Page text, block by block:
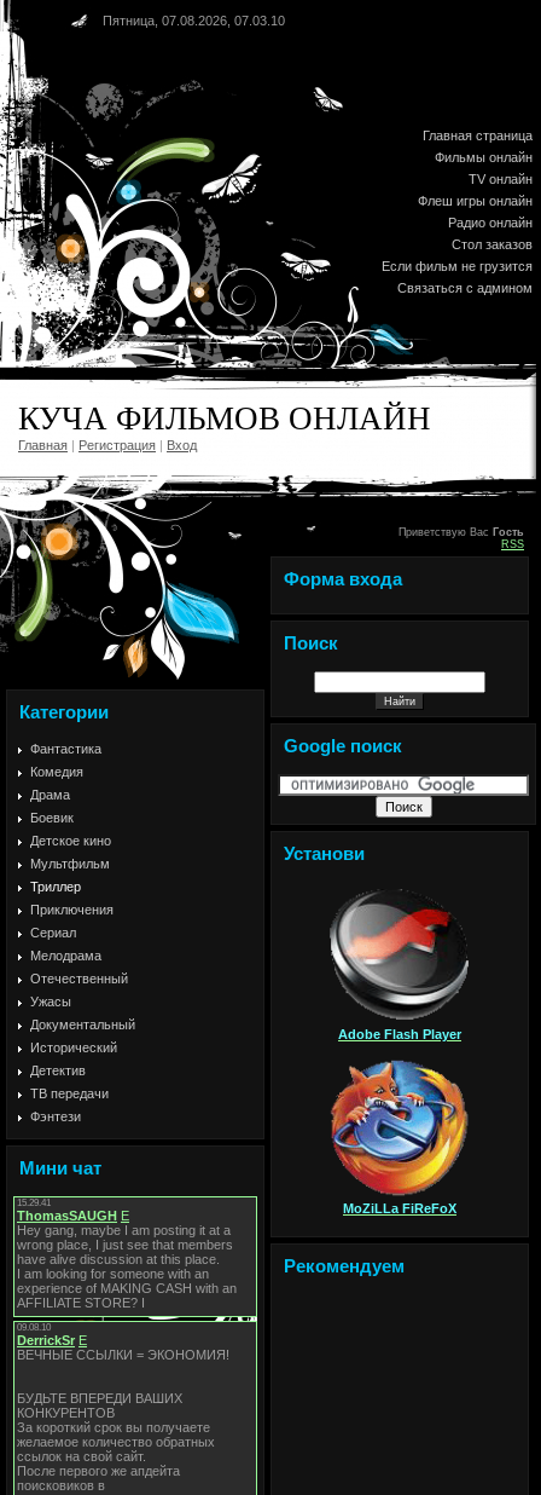
Пятница, 07.08.2026, 07.03.10
Главная страница
Фильмы онлайн
TV онлайн
Флеш игры онлайн
Радио онлайн
Стол заказов
Если фильм не грузится
Связаться с админом
КУЧА ФИЛЬМОВ ОНЛАЙН
Главная | Регистрация | Вход
Приветствую Вас Гость
RSS
Категории
Фантастика
Комедия
Драма
Боевик
Детское кино
Мультфильм
Триллер
Приключения
Сериал
Мелодрама
Отечественный
Ужасы
Документальный
Исторический
Детектив
ТВ передачи
Фэнтези
Мини чат
Форма входа
Поиск
Google поиск
Установи
Adobe Flash Player
MoZiLLa FiReFoX
Рекомендуем